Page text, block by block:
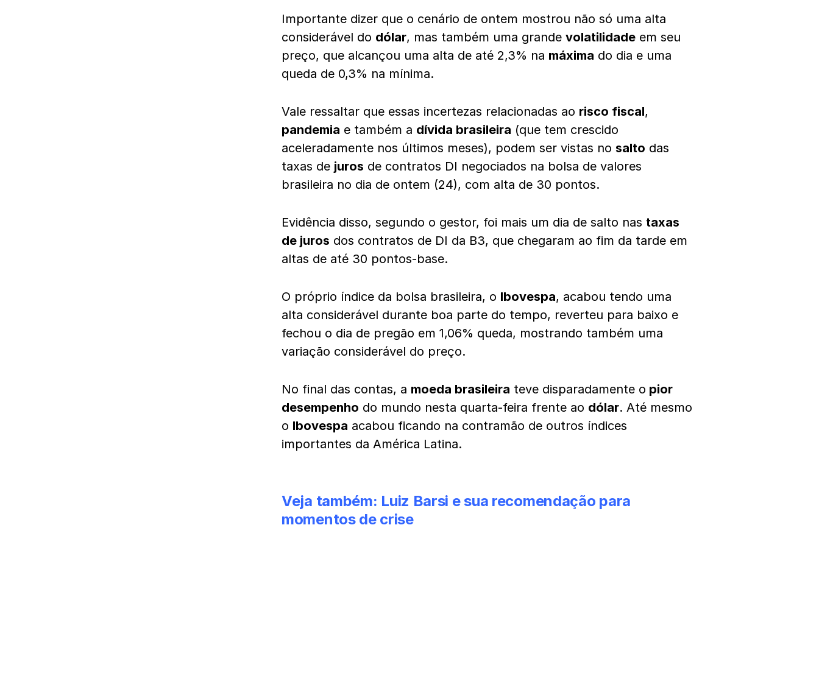
Importante dizer que o cenário de ontem mostrou não só uma alta
considerável do dólar, mas também uma grande volatilidade em seu
preço, que alcançou uma alta de até 2,3% na máxima do dia e uma
queda de 0,3% na mínima.
Vale ressaltar que essas incertezas relacionadas ao risco fiscal,
pandemia e também a dívida brasileira (que tem crescido
aceleradamente nos últimos meses), podem ser vistas no salto das
taxas de juros de contratos DI negociados na bolsa de valores
brasileira no dia de ontem (24), com alta de 30 pontos.
Evidência disso, segundo o gestor, foi mais um dia de salto nas taxas
de juros dos contratos de DI da B3, que chegaram ao fim da tarde em
altas de até 30 pontos-base.
O próprio índice da bolsa brasileira, o Ibovespa, acabou tendo uma
alta considerável durante boa parte do tempo, reverteu para baixo e
fechou o dia de pregão em 1,06% queda, mostrando também uma
variação considerável do preço.
No final das contas, a moeda brasileira teve disparadamente o pior
desempenho do mundo nesta quarta-feira frente ao dólar. Até mesmo
o Ibovespa acabou ficando na contramão de outros índices
importantes da América Latina.
Veja também: Luiz Barsi e sua recomendação para
momentos de crise